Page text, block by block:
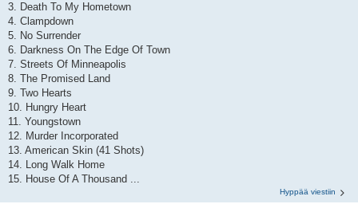
3. Death To My Hometown
4. Clampdown
5. No Surrender
6. Darkness On The Edge Of Town
7. Streets Of Minneapolis
8. The Promised Land
9. Two Hearts
10. Hungry Heart
11. Youngstown
12. Murder Incorporated
13. American Skin (41 Shots)
14. Long Walk Home
15. House Of A Thousand ...
Hyppää viestiin